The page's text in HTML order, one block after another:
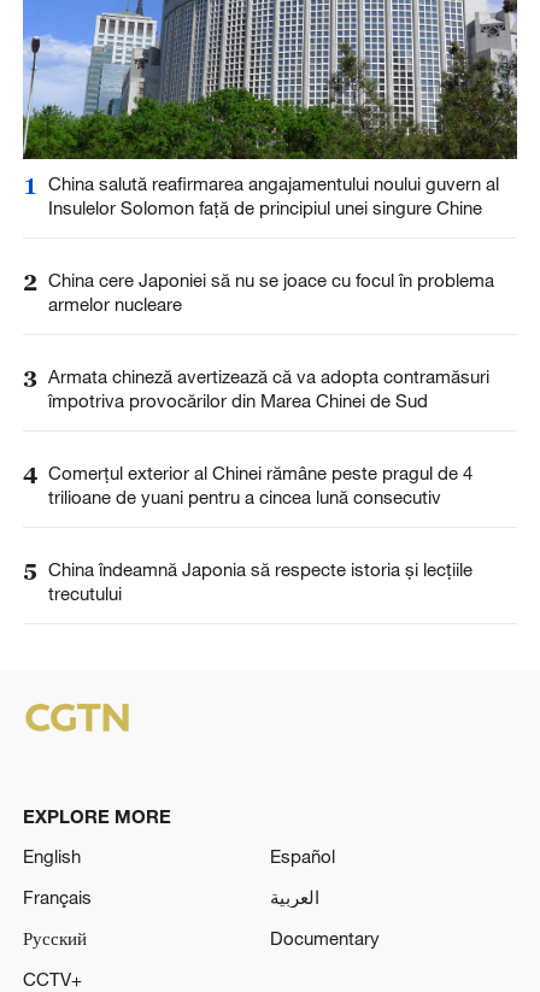
1
China salută reafirmarea angajamentului noului guvern al
Insulelor Solomon față de principiul unei singure Chine
2 China cere Japoniei să nu se joace cu focul în problema
armelor nucleare
3 Armata chineză avertizează că va adopta contramăsuri
împotriva provocărilor din Marea Chinei de Sud
4 Comerțul exterior al Chinei rămâne peste pragul de 4
trilioane de yuani pentru a cincea lună consecutiv
5 China îndeamnă Japonia să respecte istoria și lecțiile
trecutului
EXPLORE MORE
English
Español
Français
العربية
Русский
Documentary
CCTV+